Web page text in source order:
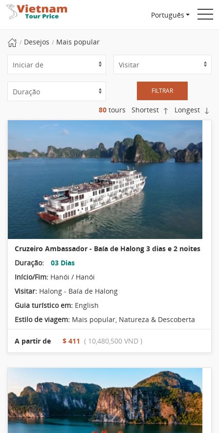
Português
Desejos Mais popular
FILTRAR
80 tours Shortest Longest
Cruzeiro Ambassador - Baía de Halong 3 dias e 2 noites
Duração:
03 Dias
Início/Fim: Hanói / Hanói
Visitar: Halong - Baía de Halong
Guia turístico em: English
Estilo de viagem: Mais popular Natureza & Descoberta
A partir de $ 411 ( 10,480,500 VND )